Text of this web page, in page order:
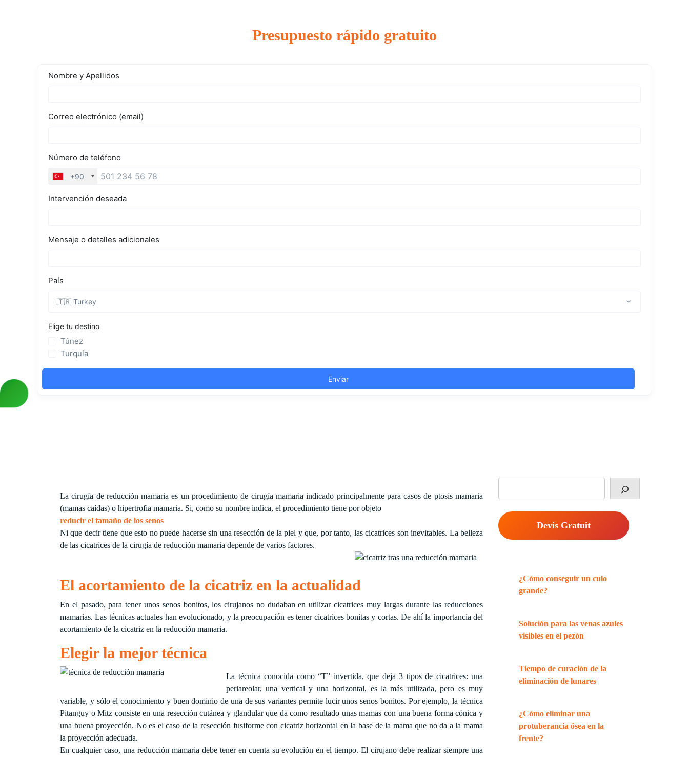
Presupuesto rápido gratuito
La cirugía de reducción mamaria es un procedimiento de cirugía mamaria indicado principalmente para casos de ptosis mamaria
(mamas caídas) o hipertrofia mamaria. Si, como su nombre indica, el procedimiento tiene por objeto
reducir el tamaño de los senos
Ni que decir tiene que esto no puede hacerse sin una resección de la piel y que, por tanto, las cicatrices son inevitables. La belleza
de las cicatrices de la cirugía de reducción mamaria depende de varios factores.
El acortamiento de la cicatriz en la actualidad
En el pasado, para tener unos senos bonitos, los cirujanos no dudaban en utilizar cicatrices muy largas durante las reducciones
mamarias. Las técnicas actuales han evolucionado, y la preocupación es tener cicatrices bonitas y cortas. De ahí la importancia del
acortamiento de la cicatriz en la reducción mamaria.
Elegir la mejor técnica
La técnica conocida como “T” invertida, que deja 3 tipos de cicatrices: una
periareolar, una vertical y una horizontal, es la más utilizada, pero es muy
variable, y sólo el conocimiento y buen dominio de una de sus variantes permite lucir unos senos bonitos. Por ejemplo, la técnica
Pitanguy o Mitz consiste en una resección cutánea y glandular que da como resultado unas mamas con una buena forma cónica y
una buena proyección. No es el caso de la resección fusiforme con cicatriz horizontal en la base de la mama que no da a la mama
la proyección adecuada.
En cualquier caso, una reducción mamaria debe tener en cuenta su evolución en el tiempo. El cirujano debe realizar siempre una
Devis Gratuit
¿Cómo conseguir un culo
grande?
Solución para las venas azules
visibles en el pezón
Tiempo de curación de la
eliminación de lunares
¿Cómo eliminar una
protuberancia ósea en la
frente?